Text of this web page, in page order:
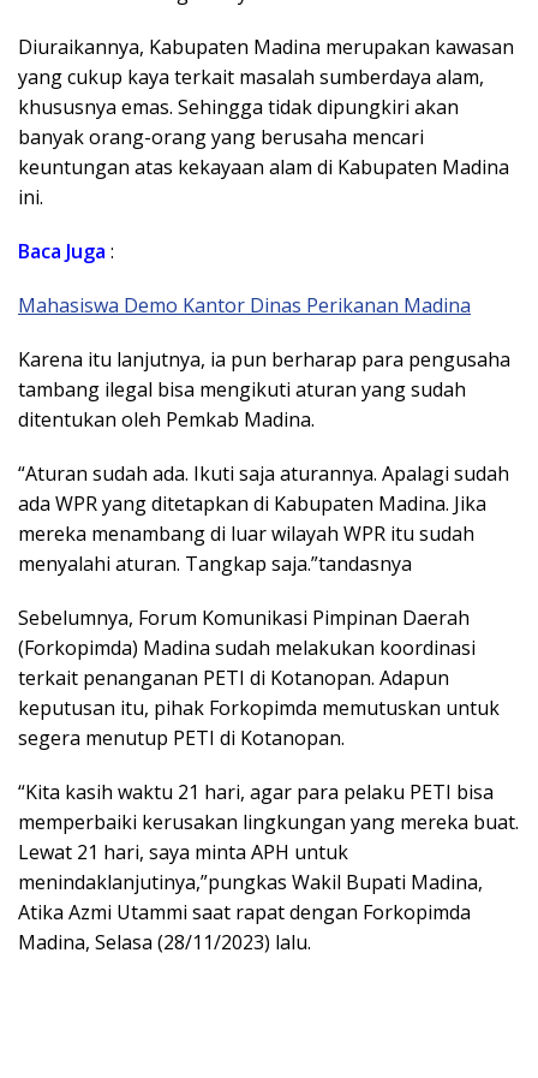
Diuraikannya, Kabupaten Madina merupakan kawasan
yang cukup kaya terkait masalah sumberdaya alam,
khususnya emas. Sehingga tidak dipungkiri akan
banyak orang-orang yang berusaha mencari
keuntungan atas kekayaan alam di Kabupaten Madina
ini.
Baca Juga :
Mahasiswa Demo Kantor Dinas Perikanan Madina
Karena itu lanjutnya, ia pun berharap para pengusaha
tambang ilegal bisa mengikuti aturan yang sudah
ditentukan oleh Pemkab Madina.
“Aturan sudah ada. Ikuti saja aturannya. Apalagi sudah
ada WPR yang ditetapkan di Kabupaten Madina. Jika
mereka menambang di luar wilayah WPR itu sudah
menyalahi aturan. Tangkap saja.”tandasnya
Sebelumnya, Forum Komunikasi Pimpinan Daerah
(Forkopimda) Madina sudah melakukan koordinasi
terkait penanganan PETI di Kotanopan. Adapun
keputusan itu, pihak Forkopimda memutuskan untuk
segera menutup PETI di Kotanopan.
“Kita kasih waktu 21 hari, agar para pelaku PETI bisa
memperbaiki kerusakan lingkungan yang mereka buat.
Lewat 21 hari, saya minta APH untuk
menindaklanjutinya,”pungkas Wakil Bupati Madina,
Atika Azmi Utammi saat rapat dengan Forkopimda
Madina, Selasa (28/11/2023) lalu.